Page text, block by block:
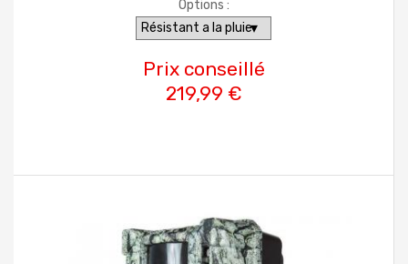
Options :
Prix conseillé
219,99 €